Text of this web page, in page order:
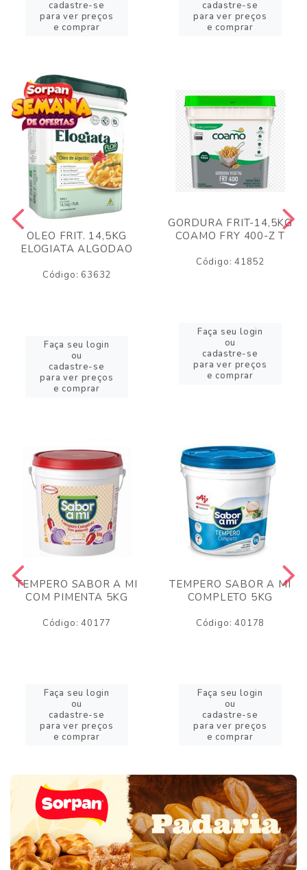
cadastre-se
para ver preços
e comprar
cadastre-se
para ver preços
e comprar
OLEO FRIT. 14,5KG
ELOGIATA ALGODAO
Código: 63632
Faça seu login
ou
cadastre-se
para ver preços
e comprar
GORDURA FRIT-14,5KG
COAMO FRY 400-Z T
Código: 41852
Faça seu login
ou
cadastre-se
para ver preços
e comprar
TEMPERO SABOR A MI
COM PIMENTA 5KG
Código: 40177
Faça seu login
ou
cadastre-se
para ver preços
e comprar
TEMPERO SABOR A MI
COMPLETO 5KG
Código: 40178
Faça seu login
ou
cadastre-se
para ver preços
e comprar